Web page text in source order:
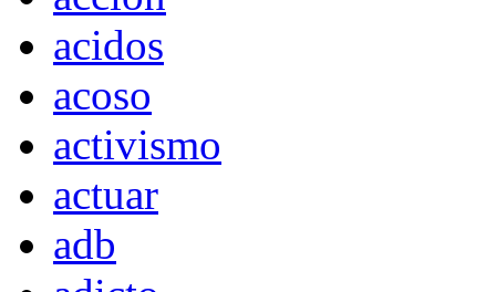
acidos
acoso
activismo
actuar
adb